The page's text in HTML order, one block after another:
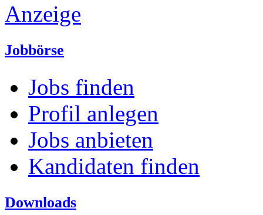
Anzeige
Jobbörse
Jobs finden
Profil anlegen
Jobs anbieten
Kandidaten finden
Downloads